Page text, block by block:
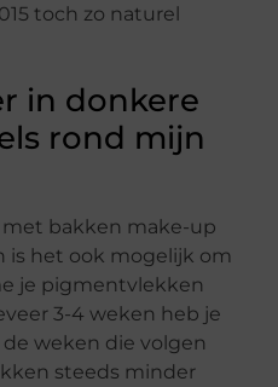
toch zo naturel
in donkere
rond mijn
bakken make-up
is het ook mogelijk om
je pigmentvlekken
3-4 weken heb je
weken die volgen
steeds minder